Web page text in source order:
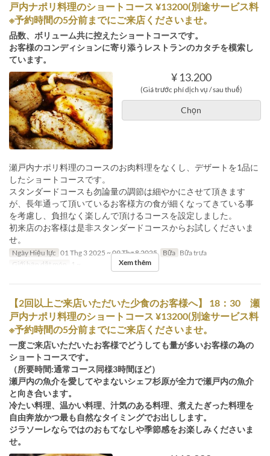
戸内ナポリ料理のショートコース ¥13200(別途サービス料
※予約時間の5分前までにご来店くださいませ。
品数、ボリューム共に控えたショートコースです。
お客様のコンディションに寄り添うレストランのカタチを模索し
ています。
¥ 13.200
(Giá trước phí dịch vụ / sau thuế)
Chọn
瀬戸内ナポリ料理のコースのお肉料理をなくし、デザートを1品に
したショートコースです。
スタンダードコースも勿論量の調節は細やかにさせて頂きます
が、長年通って頂いているお客様方の食が細くなってきている事
を考慮し、負担なく楽しんで頂けるコースを設定しました。
初来店のお客様は是非スタンダードコースからお試しくださいま
せ。
Ngày Hiệu lực 01 Thg 3 2025 ~ 09 Thg 8 2025 Bữa Bữa trưa
Giới hạn dặt món
1 ~ Xem thêm
【2回以上ご来店いただいた少食のお客様へ】 18：30 瀬
戸内ナポリ料理のショートコース ¥13200(別途サービス料
※予約時間の5分前までにご来店くださいませ。
一度ご来店いただいたお客様でどうしても量が多いお客様の為の
ショートコースです。
（所要時間:通常コース同様3時間ほど）
瀬戸内の魚介を愛してやまないシェフ杉原が全力で瀬戸内の魚介
と向き合います。
冷たい料理、温かい料理、汁気のある料理、煮えたぎった料理を
自由奔放かつ最も自然なタイミングでお出しします。
ジラソーレならではのおもてなしや季節感をお楽しみくださいま
せ。